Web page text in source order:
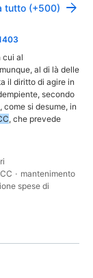
tutto (+500)
cui al
al di là delle
il diritto di agire in
secondo
si desume, in
, che prevede
· mantenimento
spese di